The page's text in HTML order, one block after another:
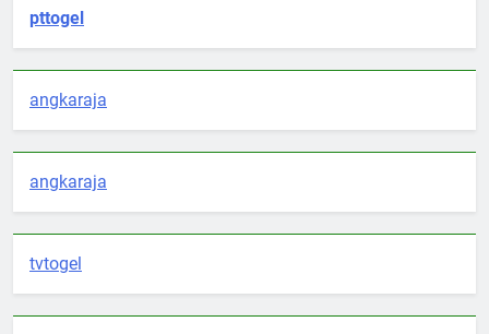
pttogel
angkaraja
angkaraja
tvtogel